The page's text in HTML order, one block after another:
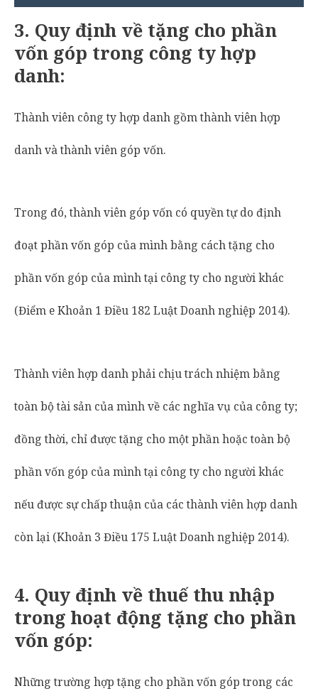
3. Quy định về tặng cho phần
vốn góp trong công ty hợp
danh:
Thành viên công ty hợp danh gồm thành viên hợp
danh và thành viên góp vốn.
Trong đó, thành viên góp vốn có quyền tự do định
đoạt phần vốn góp của mình bằng cách tặng cho
phần vốn góp của mình tại công ty cho người khác
(Điểm e Khoản 1 Điều 182 Luật Doanh nghiệp 2014).
Thành viên hợp danh phải chịu trách nhiệm bằng
toàn bộ tài sản của mình về các nghĩa vụ của công ty;
đồng thời, chỉ được tặng cho một phần hoặc toàn bộ
phần vốn góp của mình tại công ty cho người khác
nếu được sự chấp thuận của các thành viên hợp danh
còn lại (Khoản 3 Điều 175 Luật Doanh nghiệp 2014).
4. Quy định về thuế thu nhập
trong hoạt động tặng cho phần
vốn góp:
Những trường hợp tặng cho phần vốn góp trong các